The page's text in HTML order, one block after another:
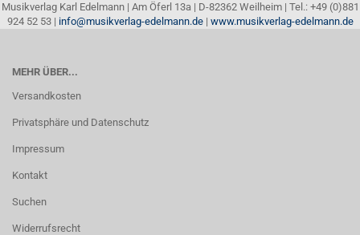
Musikverlag Karl Edelmann | Am Öferl 13a | D-82362 Weilheim | Tel.: +49 (0)881
924 52 53 | info@musikverlag-edelmann.de| www.musikverlag-edelmann.de
MEHR ÜBER...
Versandkosten
Privatsphäre und Datenschutz
Impressum
Kontakt
Suchen
Widerrufsrecht